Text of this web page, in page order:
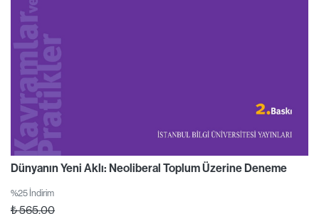
Dünyanın Yeni Aklı: Neoliberal Toplum Üzerine Deneme
%25 İndirim
₺565,00